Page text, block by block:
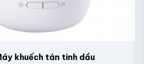
khuếch tán tinh dầu